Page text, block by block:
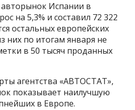
Испании в
на 5,3% и составил 72 322
остальных европейских
них по итогам января не
в 50 тысяч проданных
агентства «АВТОСТАТ»,
показывает наилучшую
в Европе.